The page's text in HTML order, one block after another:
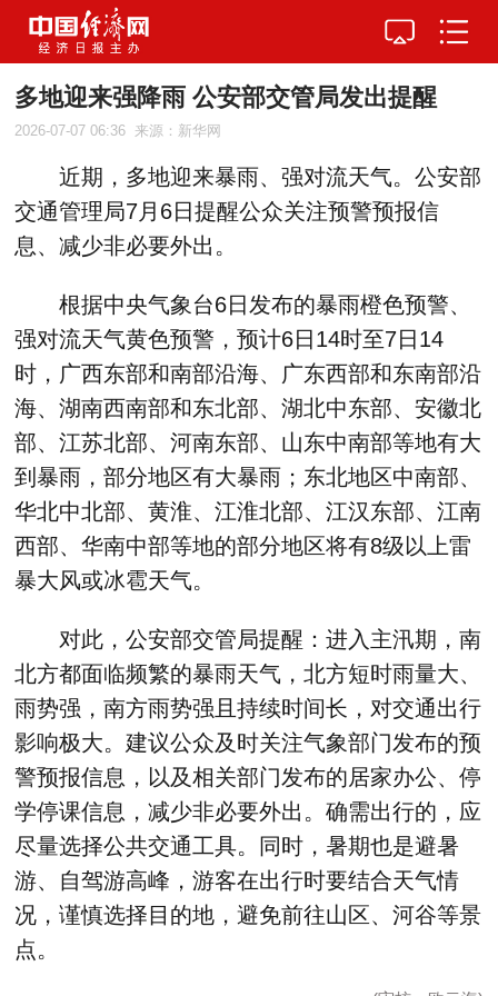
多地迎来强降雨 公安部交管局发出提醒
2026-07-07 06:36 来源：新华网
近期，多地迎来暴雨、强对流天气。公安部
交通管理局7月6日提醒公众关注预警预报信
息、减少非必要外出。
根据中央气象台6日发布的暴雨橙色预警、
强对流天气黄色预警，预计6日14时至7日14
时，广西东部和南部沿海、广东西部和东南部沿
海、湖南西南部和东北部、湖北中东部、安徽北
部、江苏北部、河南东部、山东中南部等地有大
到暴雨，部分地区有大暴雨；东北地区中南部、
华北中北部、黄淮、江淮北部、江汉东部、江南
西部、华南中部等地的部分地区将有8级以上雷
暴大风或冰雹天气。
对此，公安部交管局提醒：进入主汛期，南
北方都面临频繁的暴雨天气，北方短时雨量大、
雨势强，南方雨势强且持续时间长，对交通出行
影响极大。建议公众及时关注气象部门发布的预
警预报信息，以及相关部门发布的居家办公、停
学停课信息，减少非必要外出。确需出行的，应
尽量选择公共交通工具。同时，暑期也是避暑
游、自驾游高峰，游客在出行时要结合天气情
况，谨慎选择目的地，避免前往山区、河谷等景
点。